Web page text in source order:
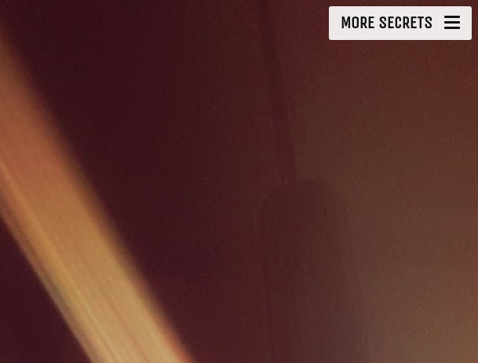
MORE SECRETS